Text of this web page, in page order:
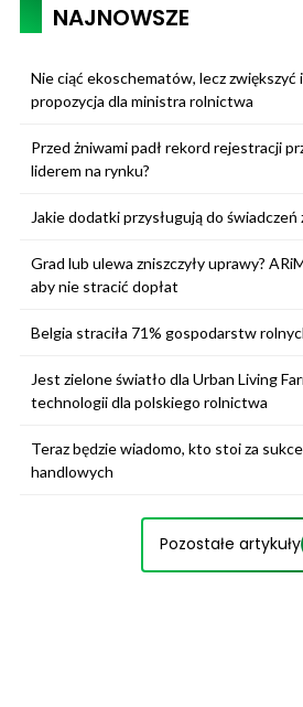
NAJNOWSZE
Nie ciąć ekoschematów, lecz
propozycja dla ministra rolnictwa
Przed żniwami padł rekord rejestracji
liderem na rynku?
Jakie dodatki przysługują do świadczeń
Grad lub ulewa zniszczyły uprawy?
aby nie stracić dopłat
Belgia straciła 71% gospodarstw
Jest zielone światło dla Urban Living
technologii dla polskiego rolnictwa
Teraz będzie wiadomo, kto stoi za
handlowych
Pozostałe artykuły